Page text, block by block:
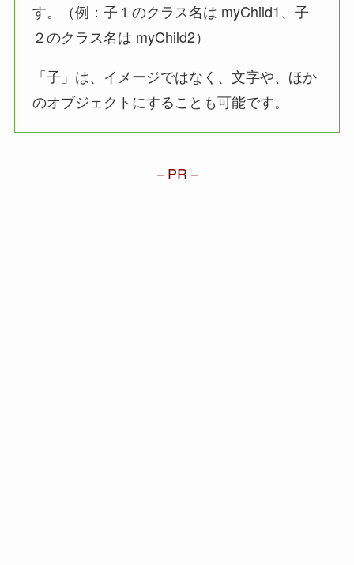
す。（例：子１のクラス名は myChild1、子
２のクラス名は myChild2）
「子」は、イメージではなく、文字や、ほか
のオブジェクトにすることも可能です。
PR